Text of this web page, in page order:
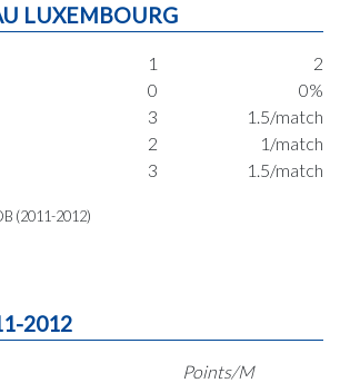
LUXEMBOURG
1
2
0
0%
3
1.5/match
2
1/match
3 1.5/match
(2011-2012)
2012
Points/M